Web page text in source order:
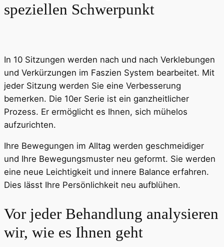
speziellen Schwerpunkt
In 10 Sitzungen werden nach und nach Verklebungen
und Verkürzungen im Faszien System bearbeitet. Mit
jeder Sitzung werden Sie eine Verbesserung
bemerken. Die 10er Serie ist ein ganzheitlicher
Prozess. Er ermöglicht es Ihnen, sich mühelos
aufzurichten.
Ihre Bewegungen im Alltag werden geschmeidiger
und Ihre Bewegungsmuster neu geformt. Sie werden
eine neue Leichtigkeit und innere Balance erfahren.
Dies lässt Ihre Persönlichkeit neu aufblühen.
Vor jeder Behandlung analysieren
wir, wie es Ihnen geht